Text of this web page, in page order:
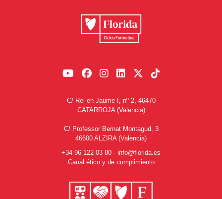
C/ Rei en Jaume I, nº 2, 46470
CATARROJA (Valencia)
C/ Professor Bernat Montagud, 3
46600 ALZIRA (Valencia)
+34 96 122 03 80 - info@florida.es
Canal ético y de cumplimiento